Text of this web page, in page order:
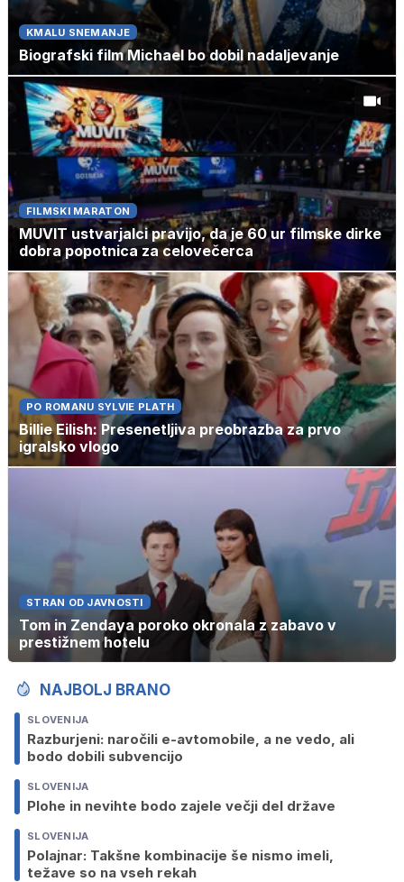
KMALU SNEMANJE
Biografski film Michael bo dobil nadaljevanje
FILMSKI MARATON
MUVIT ustvarjalci pravijo, da je 60 ur filmske dirke
dobra popotnica za celovečerca
PO ROMANU SYLVIE PLATH
Billie Eilish: Presenetljiva preobrazba za prvo
igralsko vlogo
STRAN OD JAVNOSTI
Tom in Zendaya poroko okronala z zabavo v
prestižnem hotelu
NAJBOLJ BRANO
SLOVENIJA
Razburjeni: naročili e-avtomobile, a ne vedo, ali
bodo dobili subvencijo
SLOVENIJA
Plohe in nevihte bodo zajele večji del države
SLOVENIJA
Polajnar: Takšne kombinacije še nismo imeli,
težave so na vseh rekah